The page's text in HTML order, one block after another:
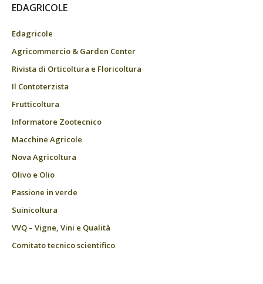
EDAGRICOLE
Edagricole
Agricommercio & Garden Center
Rivista di Orticoltura e Floricoltura
Il Contoterzista
Frutticoltura
Informatore Zootecnico
Macchine Agricole
Nova Agricoltura
Olivo e Olio
Passione in verde
Suinicoltura
VVQ – Vigne, Vini e Qualità
Comitato tecnico scientifico